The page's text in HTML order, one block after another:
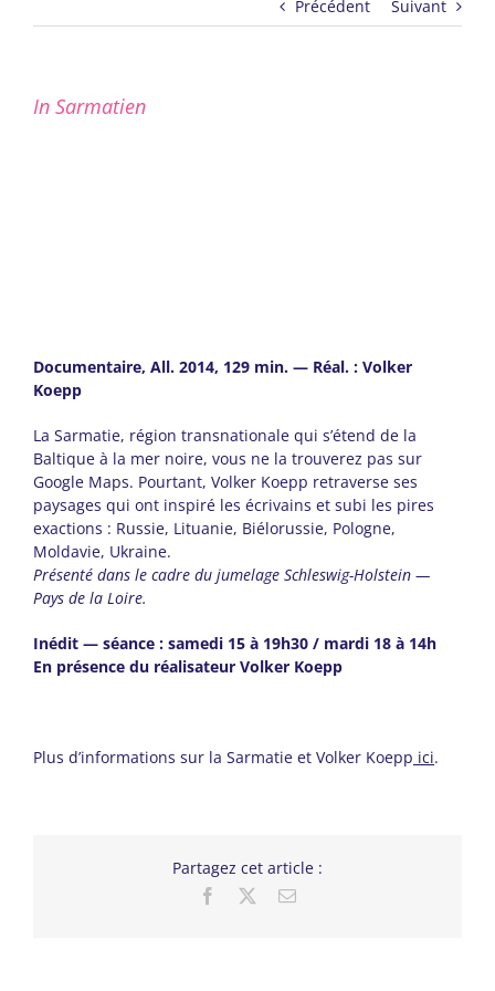
Précédent Suivant
In Sarmatien
Documentaire, All. 2014, 129 min. — Réal. : Volker
Koepp
La Sarmatie, région transnationale qui s’étend de la
Baltique à la mer noire, vous ne la trouverez pas sur
Google Maps. Pourtant, Volker Koepp retraverse ses
paysages qui ont inspiré les écrivains et subi les pires
exactions : Russie, Lituanie, Biélorussie, Pologne,
Moldavie, Ukraine.
Présenté dans le cadre du jumelage Schleswig-Holstein —
Pays de la Loire.
Inédit — séance : samedi 15 à 19h30 / mardi 18 à 14h
En présence du réalisateur Volker Koepp
Plus d’informations sur la Sarmatie et Volker Koepp ici.
Partagez cet article :
Facebook Email